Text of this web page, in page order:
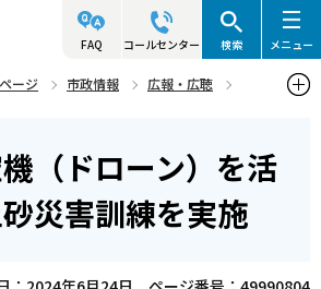
FAQ コールセンター 検索 メニュー
ージ 市政情報
広報・広聴
を活用した土砂災害訓練を実施
（ドローン）を活
災害訓練を実施